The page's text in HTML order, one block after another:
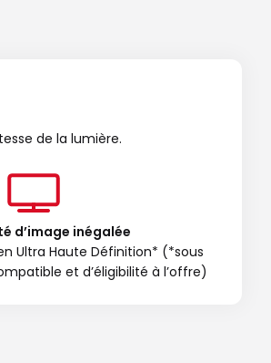
de la lumière.
d’image inégalée
Ultra Haute Définition* (*sous
et d’éligibilité à l’offre)